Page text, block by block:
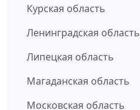
Курская область
Ленинградская область
Липецкая область
Магаданская область
Московская область